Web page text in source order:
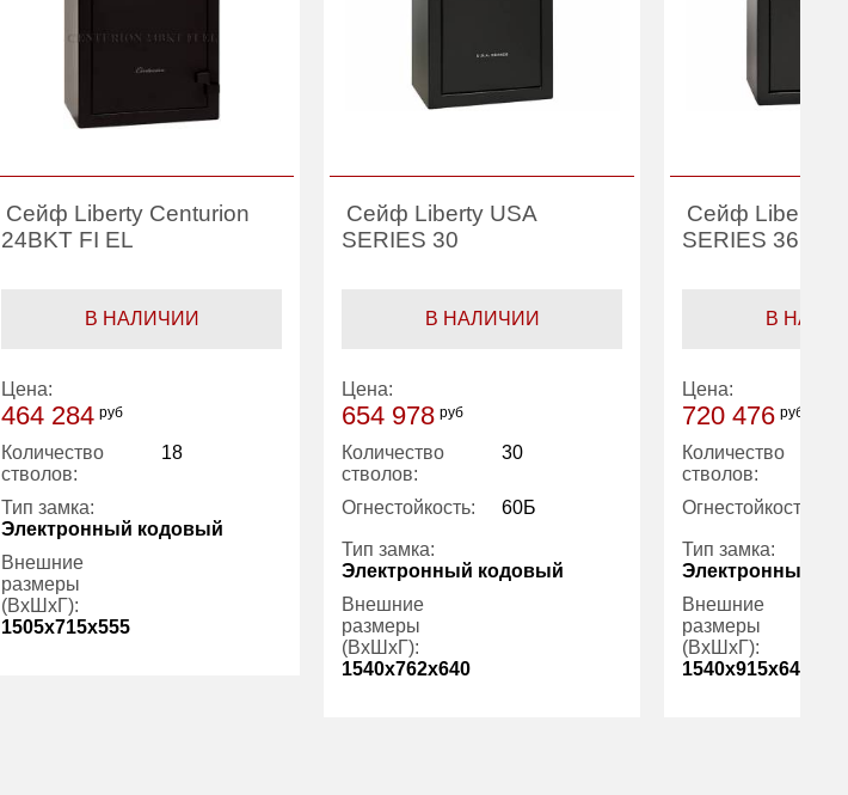
Сейф Liberty Centurion
24BKT FI EL
В НАЛИЧИИ
Цена:
464 284 руб
Количество
стволов:
18
Тип замка:
Электронный кодовый
Внешние
размеры
(ВхШхГ):
1505x715x555
Сейф Liberty USA
SERIES 30
В НАЛИЧИИ
Цена:
654 978 руб
Количество
стволов:
30
Огнестойкость: 60Б
Тип замка:
Электронный кодовый
Внешние
размеры
(ВхШхГ):
1540x762x640
Сейф Liberty
SERIES 36
В
Цена:
720 476 руб
Количество
стволов:
Огнестойкость:
Тип замка:
Электронный
Внешние
размеры
(ВхШхГ):
1540x915x640